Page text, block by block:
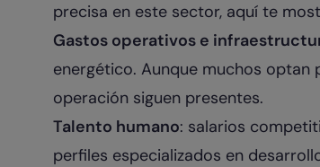
precisa en este sector, aquí te
Gastos operativos e
energético. Aunque muchos
operación siguen presentes.
Talento humano: salarios
perfiles especializados en